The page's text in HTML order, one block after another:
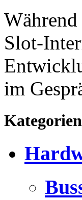
Slot-
im
Kategorien